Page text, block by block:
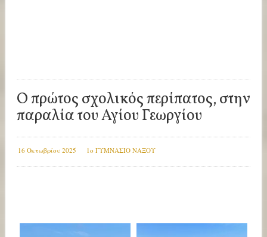
Ο πρώτος σχολικός περίπατος, στην
παραλία του Αγίου Γεωργίου
16 Οκτωβρίου 2025 1ο ΓΥΜΝΑΣΙΟ ΝΑΞΟΥ